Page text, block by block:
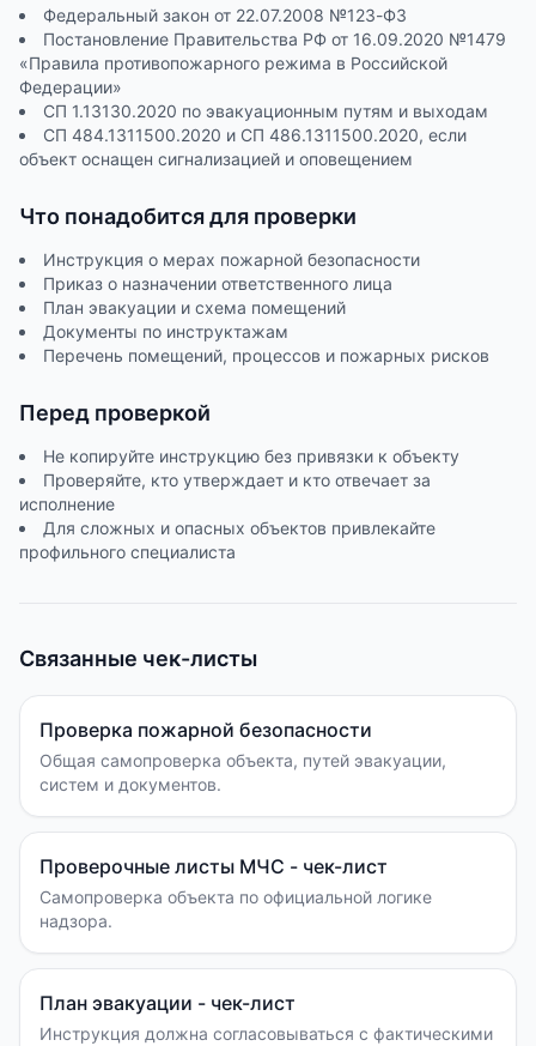
Федеральный закон от 22.07.2008 №123-ФЗ
Постановление Правительства РФ от 16.09.2020 №1479
«Правила противопожарного режима в Российской
Федерации»
СП 1.13130.2020 по эвакуационным путям и выходам
СП 484.1311500.2020 и СП 486.1311500.2020, если
объект оснащен сигнализацией и оповещением
Что понадобится для проверки
Инструкция о мерах пожарной безопасности
Приказ о назначении ответственного лица
План эвакуации и схема помещений
Документы по инструктажам
Перечень помещений, процессов и пожарных рисков
Перед проверкой
Не копируйте инструкцию без привязки к объекту
Проверяйте, кто утверждает и кто отвечает за
исполнение
Для сложных и опасных объектов привлекайте
профильного специалиста
Связанные чек-листы
Проверка пожарной безопасности
Общая самопроверка объекта, путей эвакуации,
систем и документов.
Проверочные листы МЧС - чек-лист
Самопроверка объекта по официальной логике
надзора.
План эвакуации - чек-лист
Инструкция должна согласовываться с фактическими